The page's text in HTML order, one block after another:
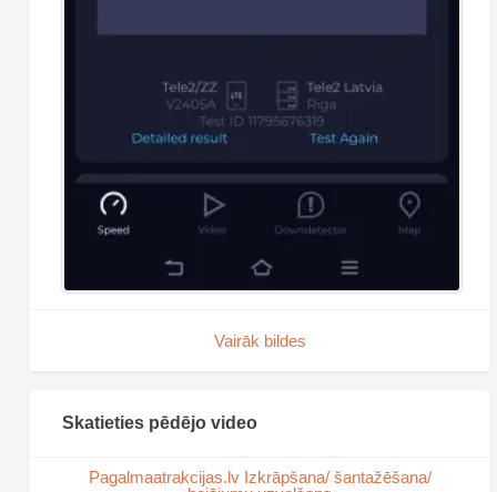
Vairāk bildes
Skatieties pēdējo video
Pagalmaatrakcijas.lv Izkrāpšana/ šantažēšana/